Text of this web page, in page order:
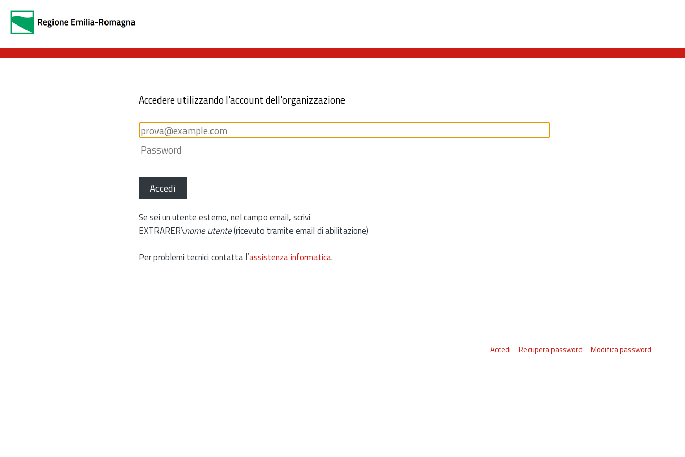
Accedere utilizzando l'account dell'organizzazione
Accedi
Se sei un utente esterno, nel campo email, scrivi
EXTRARER\nome utente(ricevuto tramite email di abilitazione)
Per problemi tecnici contatta l’assistenza informatica.
Accedi Recupera password Modifica password